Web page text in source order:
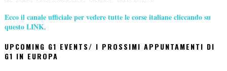
Ecco il canale ufficiale per vedere tutte le corse italiane cliccando su
questo LINK.
UPCOMING G1 EVENTS/ I PROSSIMI APPUNTAMENTI DI
G1 IN EUROPA